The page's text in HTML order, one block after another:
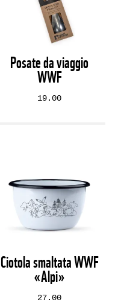
Posate da viaggio
WWF
19.00
Ciotola smaltata WWF
«Alpi»
27.00